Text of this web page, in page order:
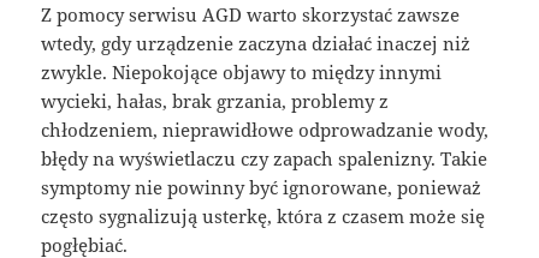
Z pomocy serwisu AGD warto skorzystać zawsze
wtedy, gdy urządzenie zaczyna działać inaczej niż
zwykle. Niepokojące objawy to między innymi
wycieki, hałas, brak grzania, problemy z
chłodzeniem, nieprawidłowe odprowadzanie wody,
błędy na wyświetlaczu czy zapach spalenizny. Takie
symptomy nie powinny być ignorowane, ponieważ
często sygnalizują usterkę, która z czasem może się
pogłębiać.